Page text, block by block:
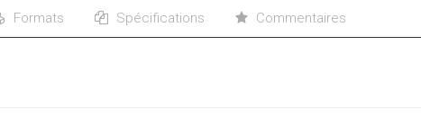
Formats Spécifications Commentaires